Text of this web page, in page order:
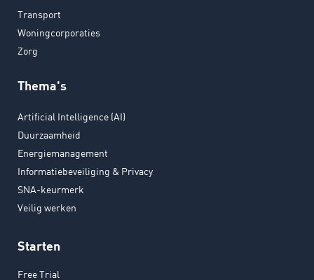
Transport
Woningcorporaties
Zorg
Thema's
Artificial Intelligence (AI)
Duurzaamheid
Energiemanagement
Informatiebeveiliging & Privacy
SNA-keurmerk
Veilig werken
Starten
Free Trial